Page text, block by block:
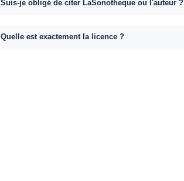
Suis-je obligé de citer LaSonotheque ou l'auteur ?
Quelle est exactement la licence ?